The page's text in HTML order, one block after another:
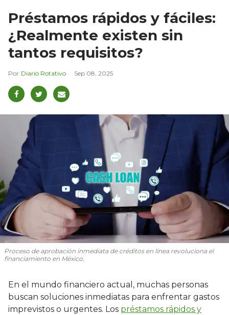
Préstamos rápidos y fáciles:
¿Realmente existen sin
tantos requisitos?
Diario Rotativo Sep 08, 2025
Proceso de aprobación inmediata de créditos en línea revoluciona el
financiamiento en México.
En el mundo financiero actual, muchas personas
buscan soluciones inmediatas para enfrentar gastos
imprevistos o urgentes. Los préstamos rápidos y